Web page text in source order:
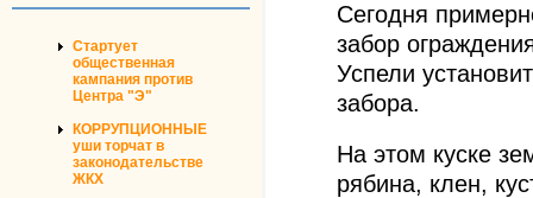
Стартует
общественная
кампания против
Центра "Э"
КОРРУПЦИОННЫЕ
уши торчат в
законодательстве
ЖКХ
Сегодня
забор
Успели
забора.
На этом куске
рябина, клен,